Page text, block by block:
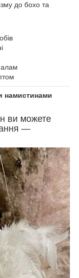
до бохо та
намистинами
ви можете
—